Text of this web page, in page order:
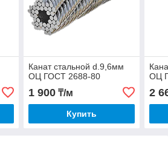
Канат стальной d.9,6мм
ОЦ ГОСТ 2688-80
1 900₸/м
Купить
ОЦ
2